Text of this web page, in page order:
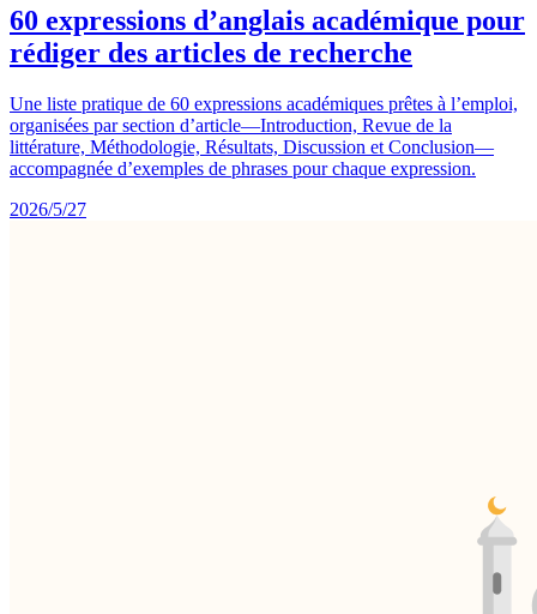
60 expressions d’anglais académique pour
rédiger des articles de recherche
Une liste pratique de 60 expressions académiques prêtes à l’emploi,
organisées par section d’article—Introduction, Revue de la
littérature, Méthodologie, Résultats, Discussion et Conclusion—
accompagnée d’exemples de phrases pour chaque expression.
2026/5/27